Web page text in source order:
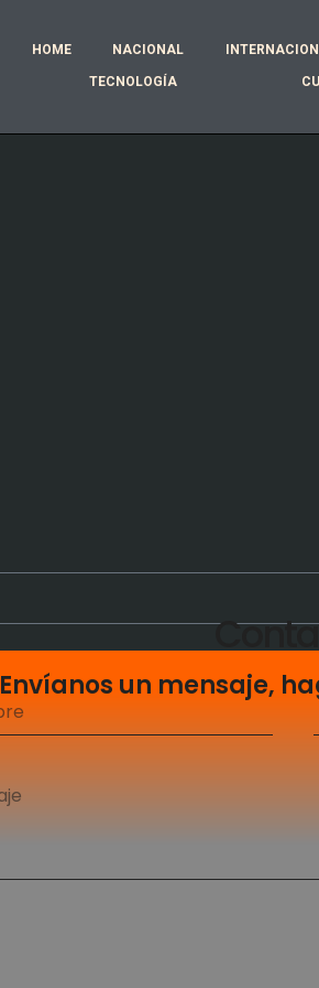
HOME NACIONAL
TECNOLOGÍA
Envíanos un mensaje,